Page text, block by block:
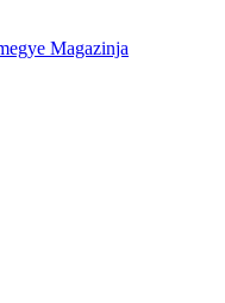
Magazinja